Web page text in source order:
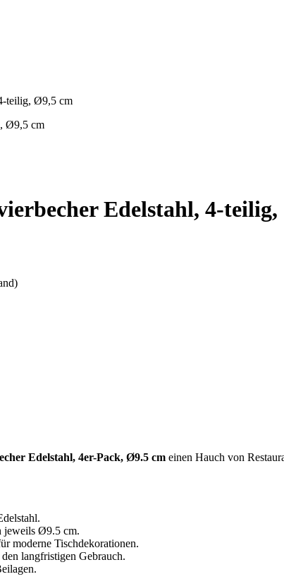
teilig, Ø9,5 cm
Ø9,5 cm
Edelstahl, 4-
Edelstahl, 4er-Pack, Ø9.5 cm einen Hauch von
jeweils Ø9.5 cm.
moderne Tischdekorationen.
langfristigen Gebrauch.